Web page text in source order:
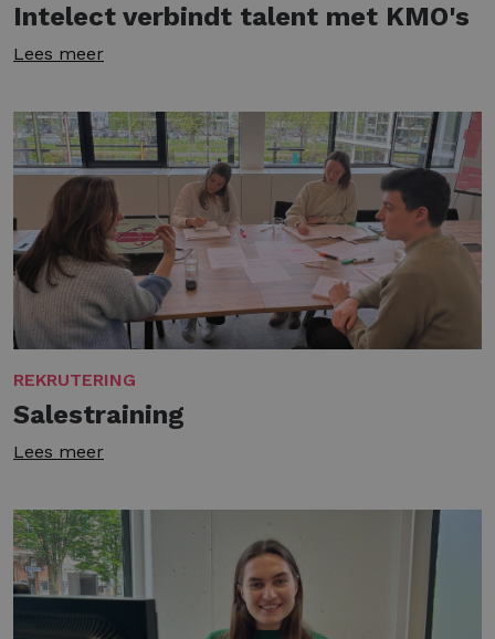
Intelect verbindt talent met KMO's
Lees meer
REKRUTERING
Salestraining
Lees meer